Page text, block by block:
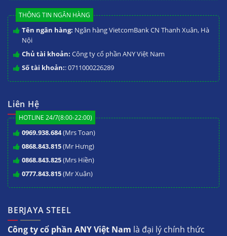
THÔNG TIN NGÂN HÀNG
Tên ngân hàng: Ngân hàng VietcomBank CN Thanh Xuân, Hà
Nội
Chủ tài khoản: Công ty cổ phần ANY Việt Nam
Số tài khoản:: 0711000226289
Liên Hệ
HOTLINE 24/7(8:00-22:00)
0969.938.684(Mrs Toan)
0868.843.815(Mr Hưng)
0868.843.825(Mrs Hiền)
0777.843.815(Mr Xuân)
BERJAYA STEEL
Công ty cổ phần ANY Việt Nam là đại lý chính thức